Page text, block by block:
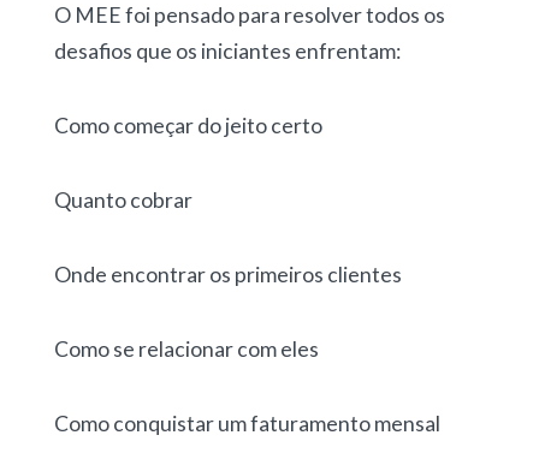
O MEE foi pensado para resolver todos os
desafios que os iniciantes enfrentam:
Como começar do jeito certo
Quanto cobrar
Onde encontrar os primeiros clientes
Como se relacionar com eles
Como conquistar um faturamento mensal